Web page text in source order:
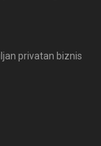
privatan biznis